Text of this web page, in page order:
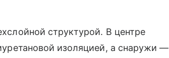
структурой. В центре
изоляцией, а снаружи —